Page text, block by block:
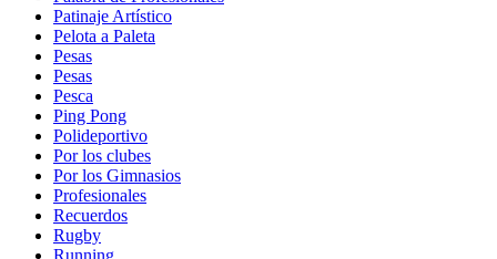
Patinaje Artístico
Pelota a Paleta
Pesas
Pesas
Pesca
Ping Pong
Polideportivo
Por los clubes
Por los Gimnasios
Profesionales
Recuerdos
Rugby